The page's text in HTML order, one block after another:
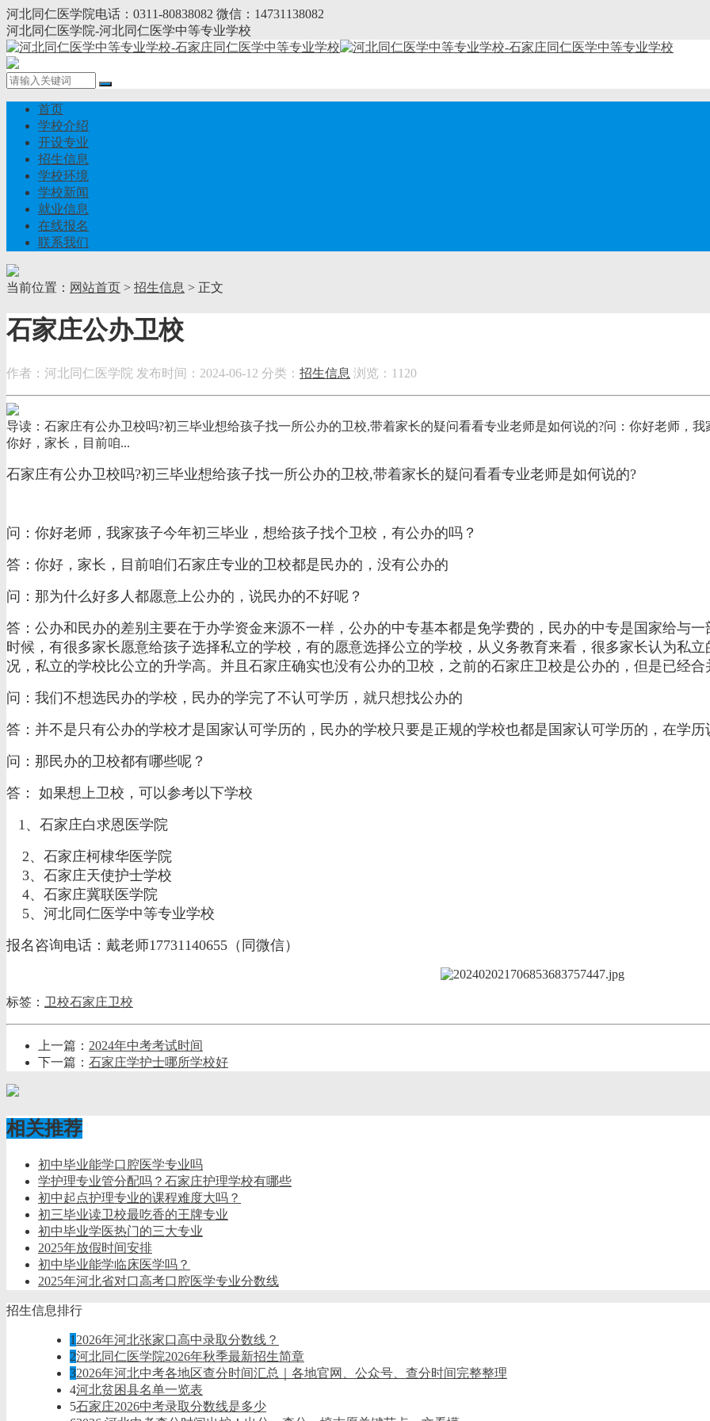
河北同仁医学院电话：0311-80838082 微信：14731138082
河北同仁医学院-河北同仁医学中等专业学校
首页
学校介绍
开设专业
招生信息
学校环境
学校新闻
就业信息
在线报名
联系我们
当前位置： 网站首页 > 招生信息 > 正文
石家庄公办卫校
作者：河北同仁医学院 发布时间：2024-06-12 分类： 招生信息 浏览：1120
导读：石家庄有公办卫校吗?初三毕业想给孩子找一所公办的卫校,带着家长的疑问看看专业老师是如何说的?问：你好老师，
你好，家长，目前咱...
石家庄有公办卫校吗?初三毕业想给孩子找一所公办的卫校,带着家长的疑问看看专业老师是如何说的?
问：你好老师，我家孩子今年初三毕业，想给孩子找个卫校，有公办的吗？
答：你好，家长，目前咱们石家庄专业的卫校都是民办的，没有公办的
问：那为什么好多人都愿意上公办的，说民办的不好呢？
答：公办和民办的差别主要在于办学资金来源不一样，公办的中专基本都是免学费的，民办的中专是国家给与
时候，有很多家长愿意给孩子选择私立的学校，有的愿意选择公立的学校，从义务教育来看，很多家长认为私
况，私立的学校比公立的升学高。并且石家庄确实也没有公办的卫校，之前的石家庄卫校是公办的，但是已经合
问：我们不想选民办的学校，民办的学完了不认可学历，就只想找公办的
答：并不是只有公办的学校才是国家认可学历的，民办的学校只要是正规的学校也都是国家认可学历的，在学历
问：那民办的卫校都有哪些呢？
答： 如果想上卫校，可以参考以下学校
1、 石家庄白求恩医学院
2、 石家庄柯棣华医学院
3、 石家庄天使护士学校
4、 石家庄冀联医学院
5、 河北同仁医学中等专业学校
报名咨询电话：戴老师17731140655（同微信）
标签： 卫校石家庄卫校
上一篇： 2024年中考考试时间
下一篇： 石家庄学护士哪所学校好
相关推荐
初中毕业能学口腔医学专业吗
学护理专业管分配吗？石家庄护理学校有哪些
初中起点护理专业的课程难度大吗？
初三毕业读卫校最吃香的王牌专业
初中毕业学医热门的三大专业
2025年放假时间安排
初中毕业能学临床医学吗？
2025年河北省对口高考口腔医学专业分数线
招生信息排行
1 2026年河北张家口高中录取分数线？
2河北同仁医学院2026年秋季最新招生简章
32026年河北中考各地区查分时间汇总｜各地官网、公众号、查分时间完整整理
4河北贫困县名单一览表
5石家庄2026中考录取分数线是多少